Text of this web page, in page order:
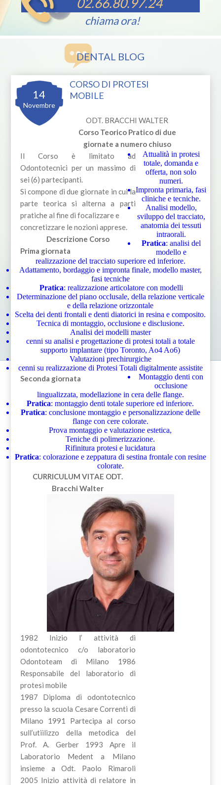
02.66.80.97.24
chiama ora!
DENTAL BLOG
14
Novembre
CORSO DI PROTESI
MOBILE
ODT. BRACCHI WALTER
Corso Teorico Pratico di due
giornate a numero chiuso
Il Corso è limitato ad
Odontotecnici per un massimo di
sei (6) partecipanti.
Si compone di due giornate in cui la
parte teorica si alterna a parti
pratiche al fine di focalizzare e
concretizzare le nozioni apprese.
Descrizione Corso
Prima giornata
Attualità in protesi
totale, domanda e
offerta, non solo
numeri.
Impronta primaria, fasi
cliniche e tecniche.
Analisi modello,
sviluppo del tracciato,
anatomia dei tessuti
intraorali.
Pratica: analisi del
modello e
realizzazione del tracciato superiore ed inferiore.
Adattamento, bordaggio e impronta finale, modello master,
fasi tecniche
Pratica: realizzazione articolatore con modelli
Determinazione del piano occlusale, della relazione verticale
e della relazione orizzontale
Scelta dei denti frontali e denti diatorici in resina e composito.
Tecnica di montaggio, occlusione e disclusione.
Analisi dei modelli master
cenni su analisi e progettazione di protesi totali a totale
supporto implantare (tipo Toronto, Ao4 Ao6)
Valutazioni prechirurgiche
cenni su realizzazione di Protesi Totali digitalmente assistite
Seconda giornata
Montaggio denti con
occlusione
lingualizzata, modellazione in cera delle flange.
Pratica: montaggio denti totale superiore ed inferiore.
Pratica: conclusione montaggio e personalizzazione delle
flange con cere colorate.
Prova montaggio e valutazione estetica,
Teniche di polimerizzazione.
Rifinitura protesi e lucidatura
Pratica: colorazione e zeppatura di sestina frontale con resine
colorate.
CURRICULUM VITAE ODT.
Bracchi Walter
1982 Inizio l’ attività di
odontotecnico c/o laboratorio
Odontoteam di Milano 1986
Responsabile del laboratorio di
protesi mobile
1987 Diploma di odontotecnico
presso la scuola Cesare Correnti di
Milano 1991 Partecipa al corso
sull’utiilizzo della metodica del
Prof. A. Gerber 1993 Apre il
Laboratorio Medent a Milano
insieme a Odt. Paolo Rimaroli
2005 Inizio attività di relatore in